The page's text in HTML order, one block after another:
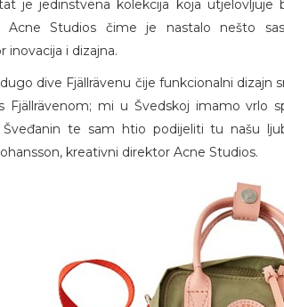
je jedinstvena kolekcija koja utjelovljuje
Acne Studios čime je nastalo nešto
inovacija i dizajna.
dive Fjällrävenu čije funkcionalni
Fjällrävenom; mi u Švedskoj imamo vrlo
te sam htio podijeliti tu našu
kreativni direktor Acne Studios.